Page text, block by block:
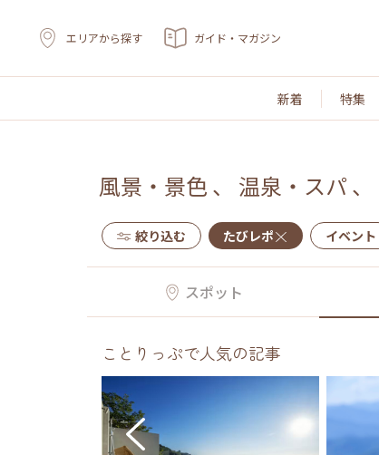
エリアから探す ガイド・マガジン
新着 特集
風景・景色 、 温泉・スパ 、
絞り込む たびレポ イベント
スポット
ことりっぷで人気の記事